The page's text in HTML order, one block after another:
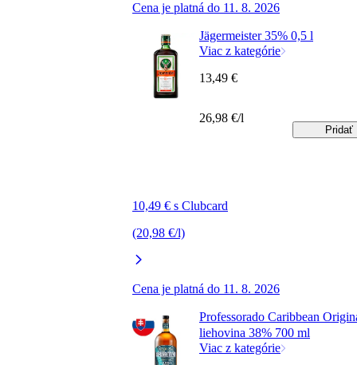
Cena je platná do 11. 8. 2026
Jägermeister 35% 0,5 l
Viac z kategórie
10,49 € s Clubcard
(20,98 €/l)
Cena je platná do 11. 8. 2026
13,49 €
26,98 €/l
Pridať
Professorado Caribbean
liehovina 38% 700 ml
Viac z kategórie